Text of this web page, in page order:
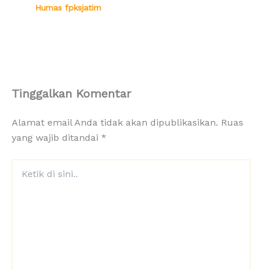
Humas fpksjatim
Tinggalkan Komentar
Alamat email Anda tidak akan dipublikasikan. Ruas
yang wajib ditandai *